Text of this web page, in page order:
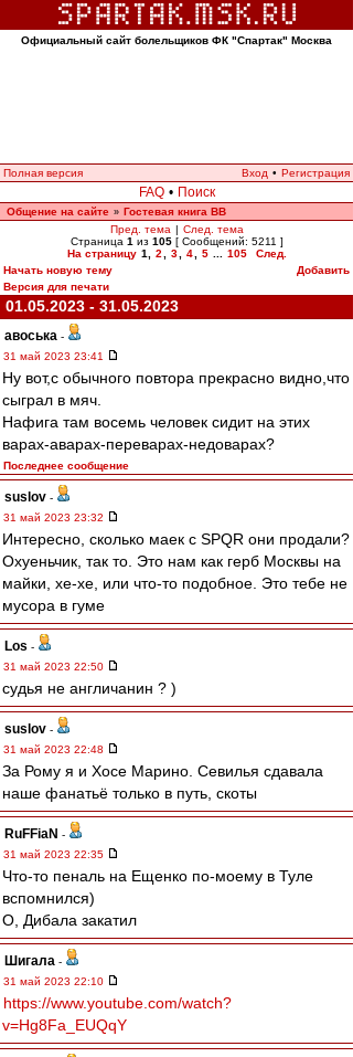
Официальный сайт болельщиков ФК "Спартак" Москва
Полная версия Вход • Регистрация
FAQ • Поиск
Общение на сайте » Гостевая книга ВВ
Пред. тема | След. тема
Страница 1 из 105[ Сообщений: 5211 ]
На страницу 1 2 3 4 5 105
След.
Начать новую тему
Добавить
Версия для печати
01.05.2023 - 31.05.2023
авоська -
31 май 2023 23:41
Ну вот,с обычного повтора прекрасно видно,что
сыграл в мяч.
Нафига там восемь человек сидит на этих
варах-аварах-переварах-недоварах?
Последнее сообщение
suslov -
31 май 2023 23:32
Интересно, сколько маек с SPQR они продали?
Охуеньчик, так то. Это нам как герб Москвы на
майки, хе-хе, или что-то подобное. Это тебе не
мусора в гуме
Los -
31 май 2023 22:50
судья не англичанин ? )
suslov -
31 май 2023 22:48
За Рому я и Хосе Марино. Севилья сдавала
наше фанатьё только в путь, скоты
RuFFiaN -
31 май 2023 22:35
Что-то пеналь на Ещенко по-моему в Туле
вспомнился)
О, Дибала закатил
Шигала -
31 май 2023 22:10
https://www.youtube.com/watch?
v=Hg8Fa_EUQqY